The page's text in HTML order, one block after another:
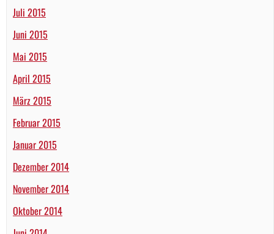
Juli 2015
Juni 2015
Mai 2015
April 2015
März 2015
Februar 2015
Januar 2015
Dezember 2014
November 2014
Oktober 2014